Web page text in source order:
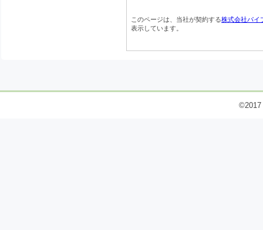
このページは、当社が契約する株式会社パイ
表示しています。
©2017